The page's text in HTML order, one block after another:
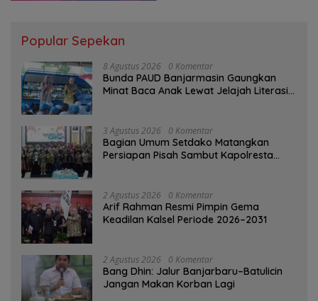
Popular Sepekan
8 Agustus 2026 0 Komentar
Bunda PAUD Banjarmasin Gaungkan
Minat Baca Anak Lewat Jelajah Literasi
3 Agustus 2026 0 Komentar
Bagian Umum Setdako Matangkan
Persiapan Pisah Sambut Kapolresta
2 Agustus 2026 0 Komentar
Arif Rahman Resmi Pimpin Gema
Keadilan Kalsel Periode 2026–2031
2 Agustus 2026 0 Komentar
Bang Dhin: Jalur Banjarbaru–Batulicin
Jangan Makan Korban Lagi